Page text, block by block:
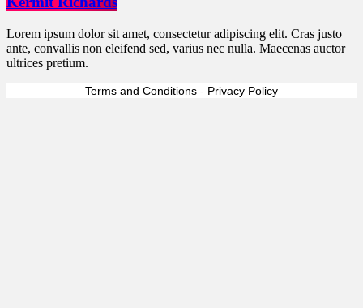
Lorem ipsum dolor sit amet, consectetur adipiscing elit. Cras justo
ante, convallis non eleifend sed, varius nec nulla. Maecenas auctor
ultrices pretium.
Terms and Conditions - Privacy Policy